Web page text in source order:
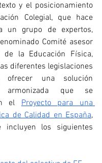
y el posicionamiento
Colegial, que hace
un grupo de expertos,
Comité asesor
de la Educación Física,
diferentes legislaciones
ofrecer una solución
armonizada que se
el Proyecto para una
de Calidad en España,
los siguientes